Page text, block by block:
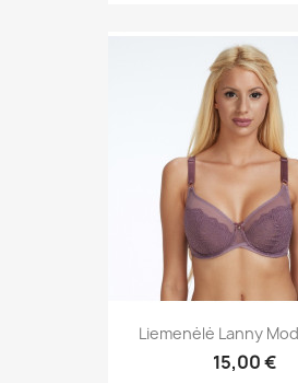
Liemenėlė Lanny
15,00 €